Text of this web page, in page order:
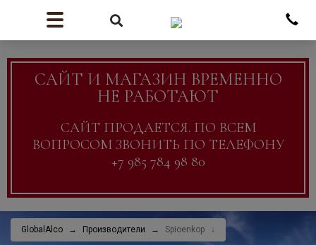
САЙТ И МАГАЗИН ВРЕМЕННО
НЕ РАБОТАЮТ
САЙТ ПРОДАЕТСЯ. ПО ВСЕМ
ВОПРОСОМ ЗВОНИТЬ ПО ТЕЛЕФОНУ
+7 985 784 98 80
GlobalAlco Производители Spioenkop